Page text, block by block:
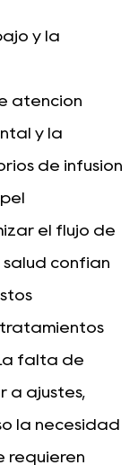
y la
atención
y la
de infusión
el flujo de
confían
falta de
a ajustes,
la necesidad
requieren